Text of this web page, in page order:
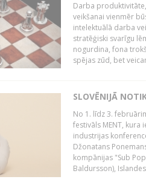
Darba
veikšanai vienmēr
intelektuālā darba
stratēģiski svarīgu
nogurdina, fona
spējas zūd, bet
SLOVĒNIJĀ
No 1. līdz 3.
festivāls MENT, kura
industrijas
Džonatans
kompānijas "Sub
Baldursson),